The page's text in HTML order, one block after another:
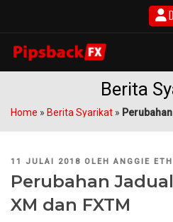
Berita
Home » Berita Syarikat » Perubahan
DIKIRIM
11 JULAI 2018 OLEHANGGIE
Perubahan
XM dan FXTM